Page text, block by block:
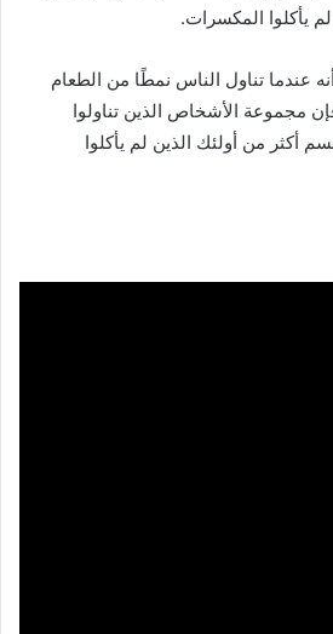
يأكلوا المكسرات.
عندما تناول الناس نمطًا من الطعام
مجموعة الأشخاص الذين تناولوا
أكثر من أولئك الذين لم يأكلوا